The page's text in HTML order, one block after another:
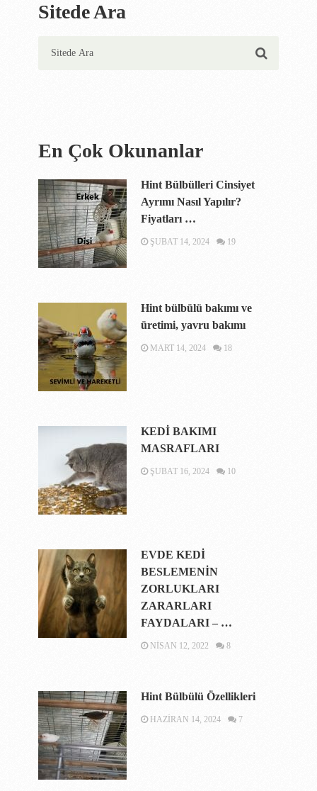
Sitede Ara
En Çok Okunanlar
Hint Bülbülleri Cinsiyet
Ayrımı Nasıl Yapılır?
Fiyatları …
ŞUBAT 14, 2024 19
Hint bülbülü bakımı ve
üretimi, yavru bakımı
MART 14, 2024 18
KEDİ BAKIMI
MASRAFLARI
ŞUBAT 16, 2024 10
EVDE KEDİ
BESLEMENİN
ZORLUKLARI
ZARARLARI
FAYDALARI – …
NISAN 12, 2022 8
Hint Bülbülü Özellikleri
HAZIRAN 14, 2024 7